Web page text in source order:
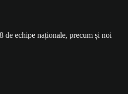
echipe naționale, precum și noi